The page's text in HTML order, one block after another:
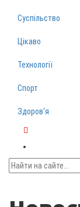
Суспільство
Цікаво
Технології
Спорт
Здоров‘я